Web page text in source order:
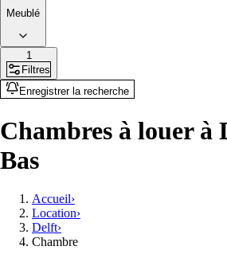
Meublé
1
Filtres
Enregistrer la recherche
Chambres à louer à
Bas
Accueil›
Location›
Delft›
Chambre